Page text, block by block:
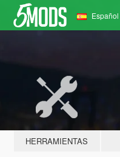
Español
HERRAMIENTAS